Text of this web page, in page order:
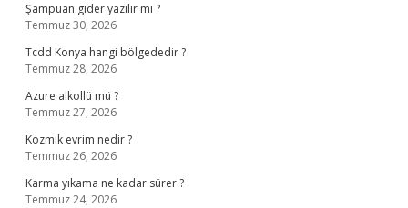
Şampuan gider yazılır mı ?
Temmuz 30, 2026
Tcdd Konya hangi bölgededir ?
Temmuz 28, 2026
Azure alkollü mü ?
Temmuz 27, 2026
Kozmik evrim nedir ?
Temmuz 26, 2026
Karma yıkama ne kadar sürer ?
Temmuz 24, 2026